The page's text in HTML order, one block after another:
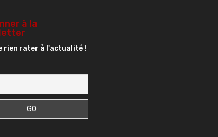
à la
rien rater à l'actualité !